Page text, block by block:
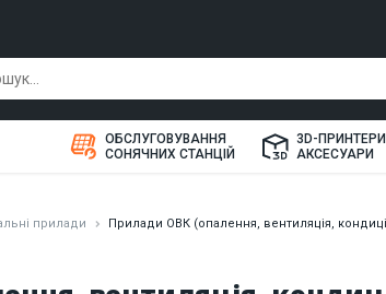
прилади Прилади ОВК (опалення, вентиляція,
ОБСЛУГОВУВАННЯ
СОНЯЧНИХ СТАНЦІЙ
3D-
АКСЕСУАРИ